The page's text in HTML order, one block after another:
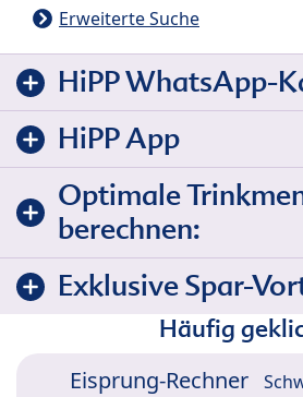
Erweiterte Suche
HiPP WhatsApp-
HiPP App
Optimale
berechnen:
Exklusive Spar-
Häufig
Eisprung-Rechner